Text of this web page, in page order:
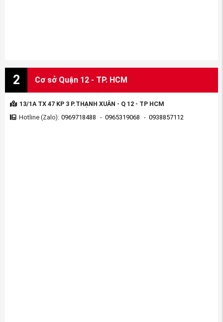
2 Cơ sở Quận 12 - TP. HCM
13/1A TX 47 KP 3 P.THẠNH XUÂN - Q 12 - TP HCM
Hotline (Zalo): 0969718488 - 0965319068 - 0938857112